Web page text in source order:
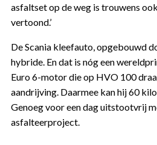
asfaltset op de weg is trouwens
vertoond.’
De Scania kleefauto, opgebouwd
hybride. En dat is nóg een
Euro 6-motor die op HVO 100
aandrijving. Daarmee kan hij 60
Genoeg voor een dag uitstootvrij
asfalteerproject.